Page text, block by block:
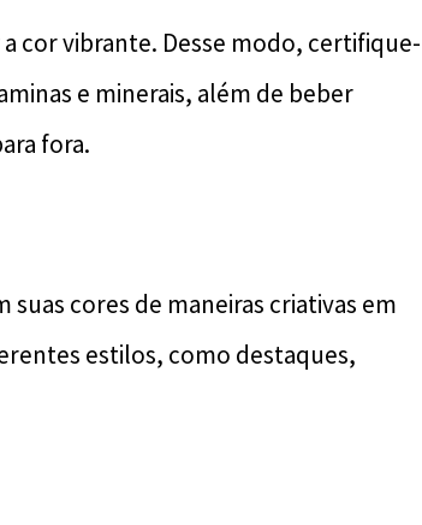
cor vibrante. Desse modo, certifique-
e minerais, além de beber
fora.
cores de maneiras criativas em
estilos, como destaques,